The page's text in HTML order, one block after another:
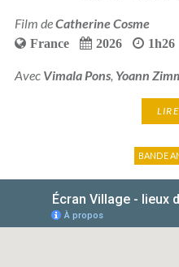
Film deCatherine Cosme
France 2026 1h26
Avec Vimala Pons, Yoann
BANDE